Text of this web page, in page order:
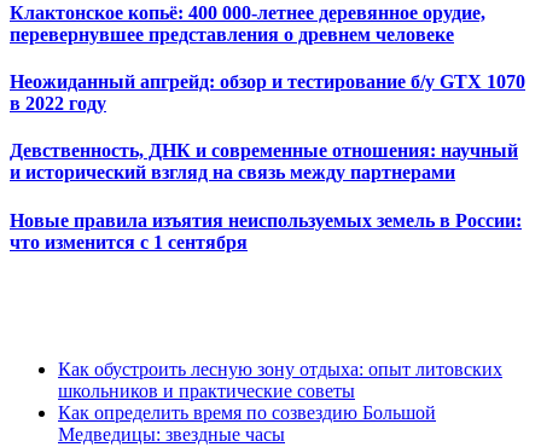
Клактонское копьё: 400 000-летнее деревянное орудие,
перевернувшее представления о древнем человеке
Неожиданный апгрейд: обзор и тестирование б/у GTX 1070
в 2022 году
Девственность, ДНК и современные отношения: научный
и исторический взгляд на связь между партнерами
Новые правила изъятия неиспользуемых земель в России:
что изменится с 1 сентября
Как обустроить лесную зону отдыха: опыт литовских
школьников и практические советы
Как определить время по созвездию Большой
Медведицы: звездные часы